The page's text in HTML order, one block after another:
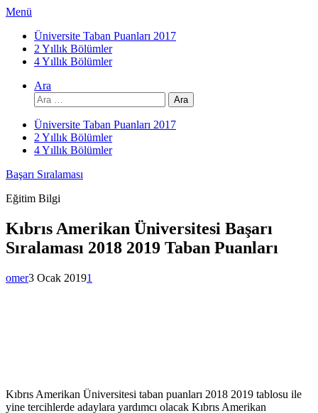
İçeriğe
Menü
Üniversite Taban Puanları 2017
2 Yıllık Bölümler
4 Yıllık Bölümler
Ara
Arama:
Üniversite Taban Puanları 2017
2 Yıllık Bölümler
4 Yıllık Bölümler
Başarı Sıralaması
Eğitim Bilgi
Kıbrıs Amerikan Üniversitesi Başarı
Sıralaması 2018 2019 Taban Puanları
omer3 Ocak 20191
Kıbrıs Amerikan Üniversitesi taban puanları 2018 2019 tablosu ile
yine tercihlerde adaylara yardımcı olacak Kıbrıs Amerikan